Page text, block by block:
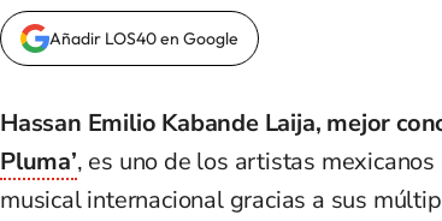
Añadir LOS40 en Google
Hassan Emilio Kabande Laija, mejor
Pluma’, es uno de los artistas
musical internacional gracias a sus